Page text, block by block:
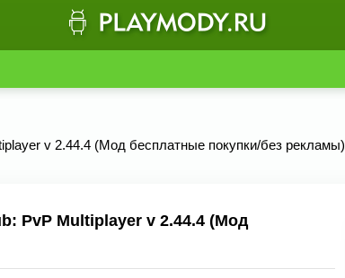
v 2.44.4 (Мод бесплатные покупки/без рекламы)
PvP Multiplayer v 2.44.4 (Мод